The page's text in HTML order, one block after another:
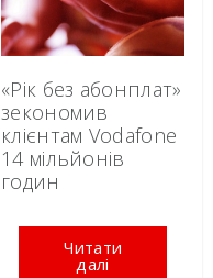
«Рік без абонплат»
зекономив
клієнтам Vodafone
14 мільйонів
годин
Читати
далі